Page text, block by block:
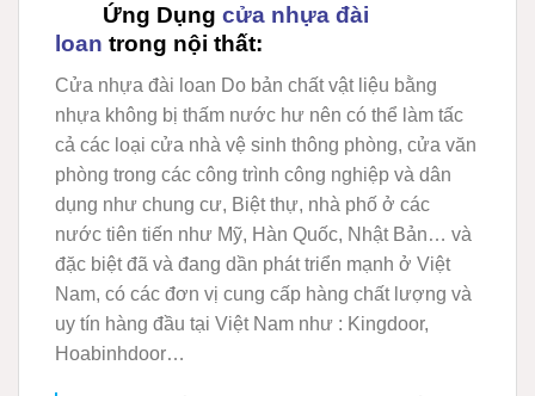
Ứng Dụng cửa nhựa đài
loan trong nội thất:
Cửa nhựa đài loan Do bản chất vật liệu bằng
nhựa không bị thấm nước hư nên có thể làm tấc
cả các loại cửa nhà vệ sinh thông phòng, cửa văn
phòng trong các công trình công nghiệp và dân
dụng như chung cư, Biệt thự, nhà phố ở các
nước tiên tiến như Mỹ, Hàn Quốc, Nhật Bản… và
đặc biệt đã và đang dần phát triển mạnh ở Việt
Nam, có các đơn vị cung cấp hàng chất lượng và
uy tín hàng đầu tại Việt Nam như : Kingdoor,
Hoabinhdoor…